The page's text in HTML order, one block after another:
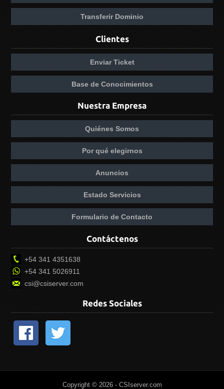
Transferir Dominio
Clientes
Enviar Ticket
Base de Conocimientos
Nuestra Empresa
Quiénes Somos
Por qué elegirnos
Anuncios
Estado Servicios
Formulario de Contacto
Contáctenos
+54 341 4351638
+54 341 5026911
csi@csiserver.com
Redes Sociales
Copyright © 2026 - CSIserver.com